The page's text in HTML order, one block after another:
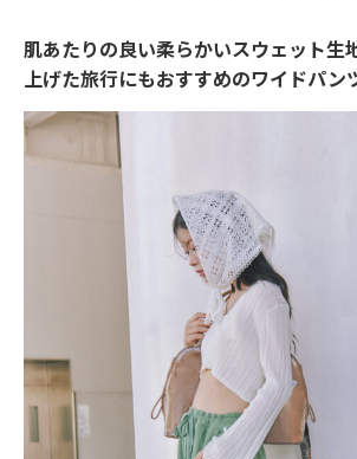
肌あたりの良い柔らかいスウェット生
上げた旅行にもおすすめのワイドパン